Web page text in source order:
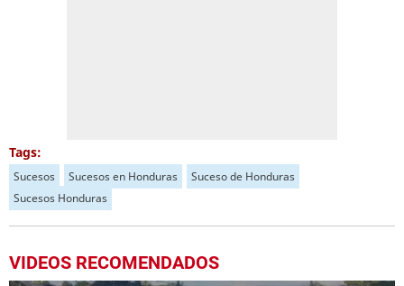
Tags:
Sucesos Sucesos en Honduras
Suceso de Honduras
Sucesos Honduras
VIDEOS RECOMENDADOS